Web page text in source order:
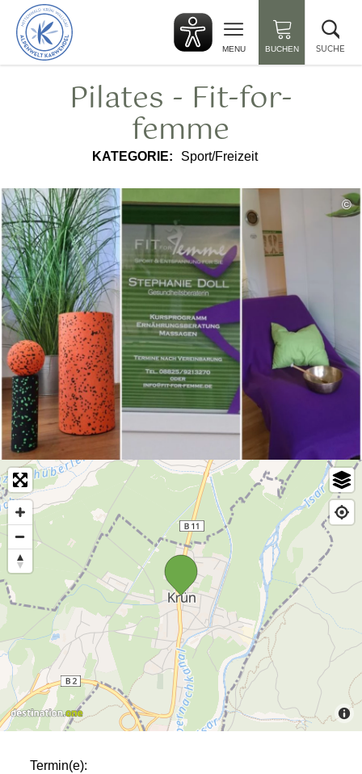
zurück
zur
Startseite
MENU BUCHEN SUCHE
Pilates - Fit-for-
femme
KATEGORIE: Sport/Freizeit
©
Termin(e):